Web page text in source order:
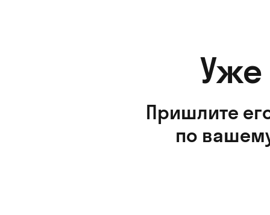
Уже
Пришлите
по